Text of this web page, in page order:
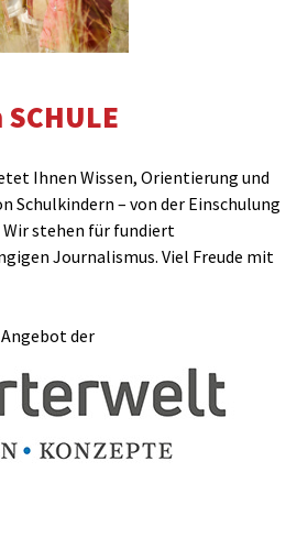
Ihnen Wissen, Orientierung und
Schulkindern – von der Einschulung
Wir stehen für fundiert
Journalismus. Viel Freude mit
Angebot der